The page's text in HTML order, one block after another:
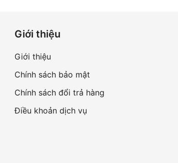
Giới thiệu
Giới thiệu
Chính sách bảo mật
Chính sách đổi trả hàng
Điều khoản dịch vụ